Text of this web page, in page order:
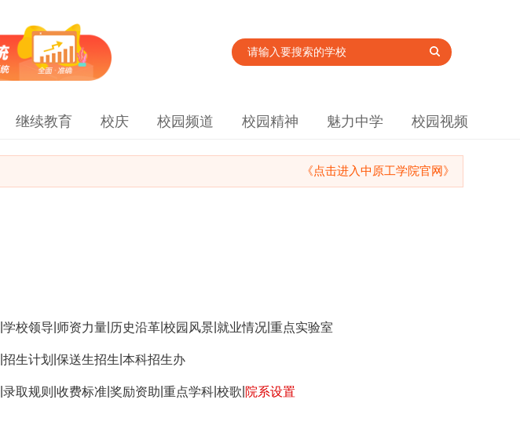
继续教育 校庆 校园频道 校园精神 魅力中学 校园视频
《点击进入中原工学院官网》
|学校领导 师资力量 历史沿革 |校园风景 就业情况 |重点实验室
|招生计划 |保送生招生 |本科招生办
|录取规则 |收费标准 |奖励资助 |重点学科 |校歌 院系设置